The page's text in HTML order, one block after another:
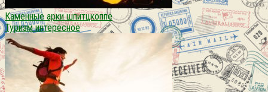
Каменные арки шпитцкоппе
Туризм интересное